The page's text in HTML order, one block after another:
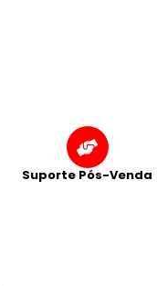
Suporte Pós-Venda